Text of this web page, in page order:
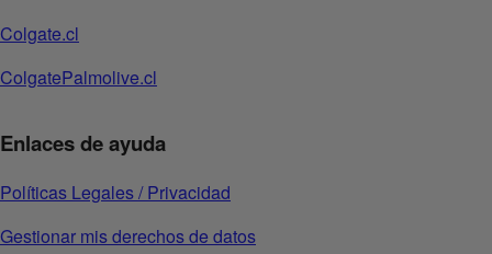
Colgate.cl
ColgatePalmolive.cl
Enlaces de ayuda
Políticas Legales / Privacidad
Gestionar mis derechos de datos